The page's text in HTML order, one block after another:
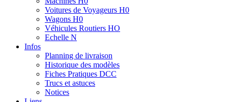
Voitures de Voyageurs H0
Wagons H0
Véhicules Routiers HO
Echelle N
Infos
Planning de livraison
Historique des modèles
Fiches Pratiques DCC
Trucs et astuces
Notices